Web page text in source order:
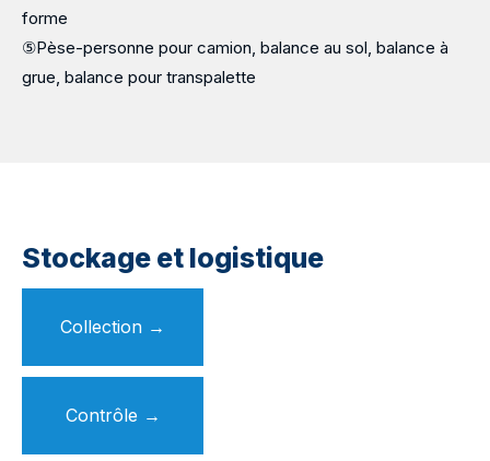
forme
⑤Pèse-personne pour camion, balance au sol, balance à
grue, balance pour transpalette
Stockage et logistique
Collection →
Contrôle →